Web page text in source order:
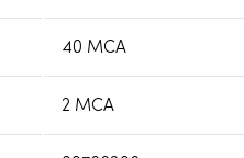
40 MCA
2 MCA